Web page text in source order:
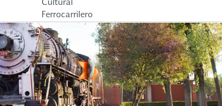
Cultural
Ferrocarrilero